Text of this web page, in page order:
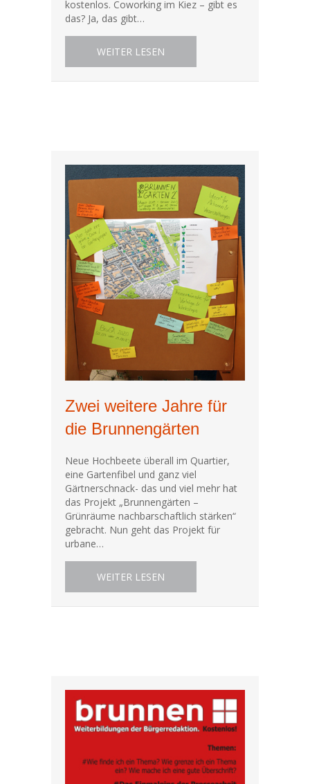
kostenlos. Coworking im Kiez – gibt es
das? Ja, das gibt…
WEITER LESEN
Zwei weitere Jahre für
die Brunnengärten
Neue Hochbeete überall im Quartier,
eine Gartenfibel und ganz viel
Gärtnerschnack- das und viel mehr hat
das Projekt „Brunnengärten –
Grünräume nachbarschaftlich stärken“
gebracht. Nun geht das Projekt für
urbane…
WEITER LESEN